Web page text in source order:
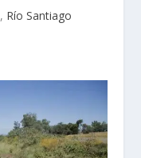
, Río Santiago